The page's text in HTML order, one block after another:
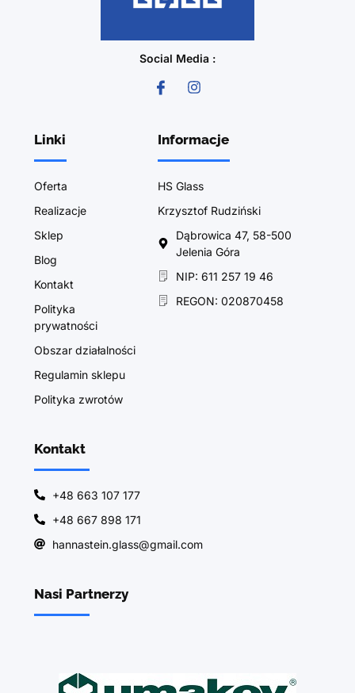
Social Media :
Linki
Oferta
Realizacje
Sklep
Blog
Kontakt
Polityka
prywatności
Obszar działalności
Regulamin sklepu
Polityka zwrotów
Informacje
HS Glass
Krzysztof Rudziński
Dąbrowica 47, 58-500
Jelenia Góra
NIP: 611 257 19 46
REGON: 020870458
Kontakt
+48 663 107 177
+48 667 898 171
hannastein.glass@gmail.com
Nasi Partnerzy